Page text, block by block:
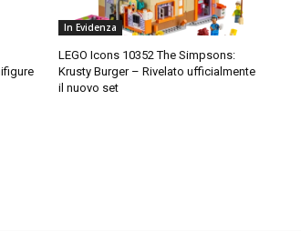
In Evidenza
LEGO Icons 10352 The Simpsons:
Krusty Burger – Rivelato ufficialmente
il nuovo set